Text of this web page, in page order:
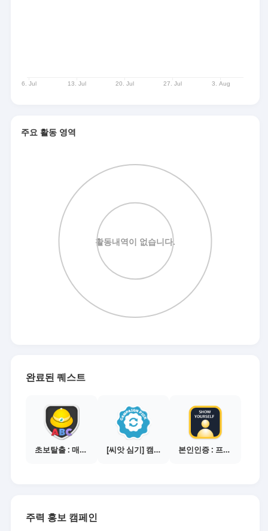
주요 활동 영역
완료된 퀘스트
초보탈출 : 매체별 활동 가이드보기 [씨앗 심기] 캠페인 전환하기 본인인증 : 프로필 사진등록
주력 홍보 캠페인